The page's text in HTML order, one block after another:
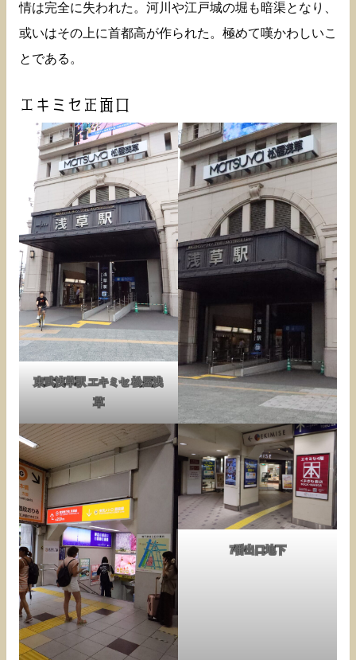
情は完全に失われた。河川や江戸城の堀も暗渠となり、
或いはその上に首都高が作られた。極めて嘆かわしいこ
とである。
エキミセ正面口
東武浅草駅 エキミセ 松屋浅
草
7番出口地下